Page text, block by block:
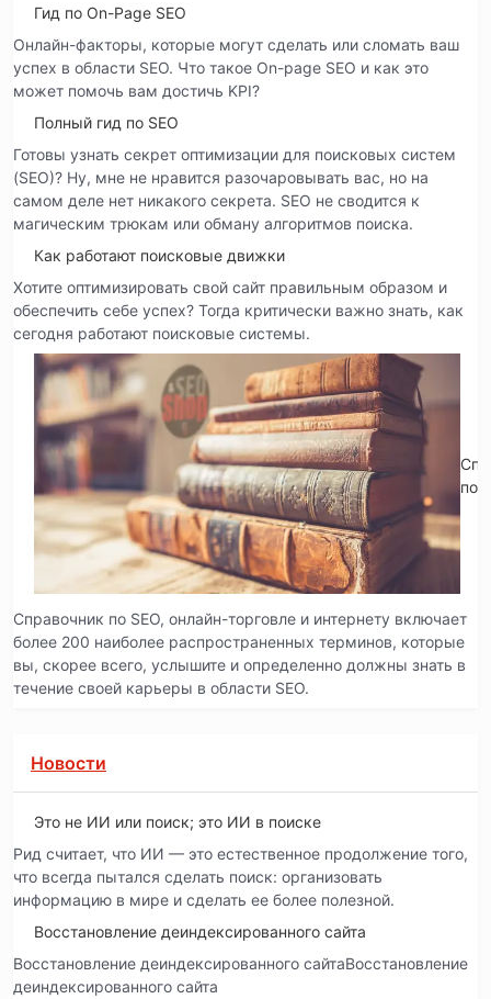
Гид по On-Page SEO
Онлайн-факторы, которые могут сделать или сломать ваш
успех в области SEO. Что такое On-page SEO и как это
может помочь вам достичь KPI?
Полный гид по SEO
Готовы узнать секрет оптимизации для поисковых систем
(SEO)? Ну, мне не нравится разочаровывать вас, но на
самом деле нет никакого секрета. SEO не сводится к
магическим трюкам или обману алгоритмов поиска.
Как работают поисковые движки
Хотите оптимизировать свой сайт правильным образом и
обеспечить себе успех? Тогда критически важно знать, как
сегодня работают поисковые системы.
по
Справочник по SEO, онлайн-торговле и интернету включает
более 200 наиболее распространенных терминов, которые
вы, скорее всего, услышите и определенно должны знать в
течение своей карьеры в области SEO.
Новости
Это не ИИ или поиск; это ИИ в поиске
Рид считает, что ИИ — это естественное продолжение того,
что всегда пытался сделать поиск: организовать
информацию в мире и сделать ее более полезной.
Восстановление деиндексированного сайта
Восстановление деиндексированного сайтаВосстановление
деиндексированного сайта